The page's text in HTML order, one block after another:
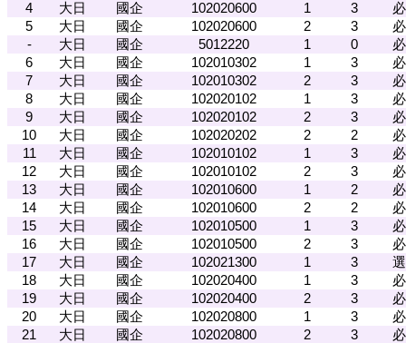
4
大日 國企 102020600 1 3
必
5
大日 國企 102020600 2 3
必
-
大日 國企 5012220 1 0
必
6
大日 國企 102010302 1 3
必
7
大日 國企 102010302 2 3
必
8
大日 國企 102020102 1 3
必
9
大日 國企 102020102 2 3
必
10
大日 國企 102020202 2 2
必
11
大日 國企 102010102 1 3
必
12
大日 國企 102010102 2 3
必
13
大日 國企 102010600 1 2
必
14
大日 國企 102010600 2 2
必
15
大日 國企 102010500 1 3
必
16
大日 國企 102010500 2 3
必
17
大日 國企 102021300 1 3
選
18
大日 國企 102020400 1 3
必
19
大日 國企 102020400 2 3
必
20
大日 國企 102020800 1 3
必
21
大日 國企 102020800 2 3
必